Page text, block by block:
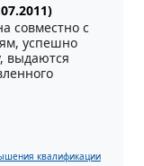
совместно с
успешно
выдаются
квалификации